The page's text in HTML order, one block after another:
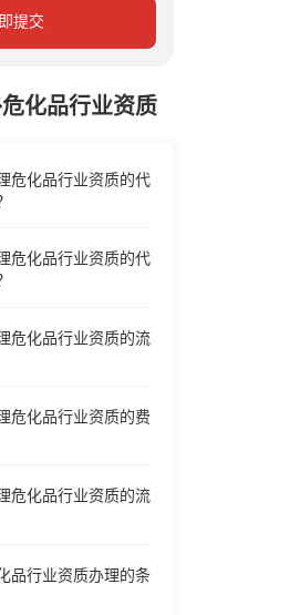
提交
化品行业资质
危化品行业资质的代
危化品行业资质的代
危化品行业资质的流
危化品行业资质的费
危化品行业资质的流
品行业资质办理的条